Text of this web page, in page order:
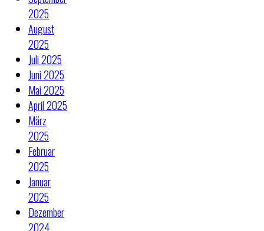
2025
August
2025
Juli 2025
Juni 2025
Mai 2025
April 2025
März
2025
Februar
2025
Januar
2025
Dezember
2024